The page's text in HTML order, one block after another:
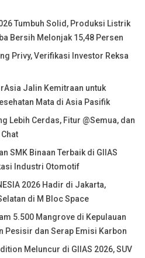
Tumbuh Solid, Produksi Listrik
Bersih Melonjak 15,48 Persen
Privy, Verifikasi Investor Reksa
Jalin Kemitraan untuk
Mata di Asia Pasifik
Lebih Cerdas, Fitur @Semua, dan
SMK Binaan Terbaik di GIIAS
Industri Otomotif
2026 Hadir di Jakarta,
di M Bloc Space
5.500 Mangrove di Kepulauan
Pesisir dan Serap Emisi Karbon
Meluncur di GIIAS 2026, SUV